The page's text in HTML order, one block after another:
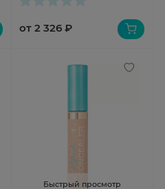
от 2 326 ₽
Быстрый просмотр